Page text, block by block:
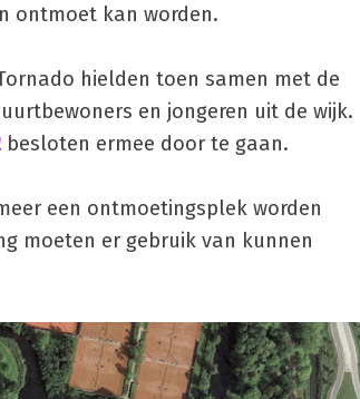
ontmoet kan worden.
hielden toen samen met de
en jongeren uit de wijk.
besloten ermee door te gaan.
een ontmoetingsplek worden
moeten er gebruik van kunnen